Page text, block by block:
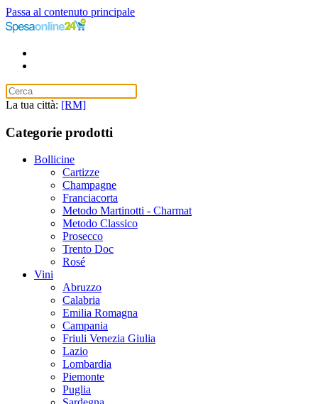
Passa al contenuto principale
La tua città: [RM]
Categorie prodotti
Bollicine
Cartizze
Champagne
Franciacorta
Metodo Martinotti - Charmat
Metodo Classico
Prosecco
Trento Doc
Rosé
Vini
Abruzzo
Calabria
Emilia Romagna
Campania
Friuli Venezia Giulia
Lazio
Lombardia
Piemonte
Puglia